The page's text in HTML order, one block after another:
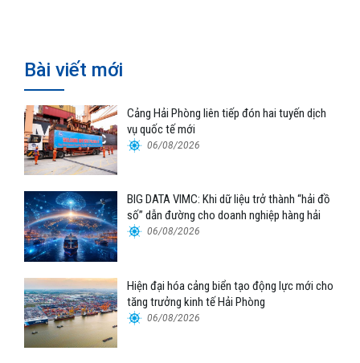
Bài viết mới
Cảng Hải Phòng liên tiếp đón hai tuyến dịch
vụ quốc tế mới
06/08/2026
BIG DATA VIMC: Khi dữ liệu trở thành “hải đồ
số” dẫn đường cho doanh nghiệp hàng hải
06/08/2026
Hiện đại hóa cảng biển tạo động lực mới cho
tăng trưởng kinh tế Hải Phòng
06/08/2026